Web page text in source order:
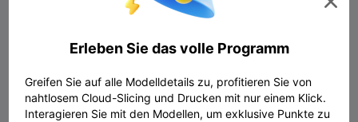
Erleben Sie das volle Programm
Greifen Sie auf alle Modelldetails zu, profitieren Sie von
nahtlosem Cloud-Slicing und Drucken mit nur einem Klick.
Interagieren Sie mit den Modellen, um exklusive Punkte zu